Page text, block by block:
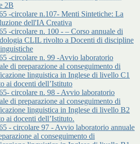
2B
-circolare n.107- Menti Sintetiche: La
dell'IA Creativa
-circolare n. 100 - – Corso annuale di
CLIL rivolto a Docenti di discipline
-circolare n. 99 -Avvio laboratorio
di preparazione al conseguimento di
linguistica in Inglese di livello C1
ai docenti dell’Istituto
circolare n. 98 - Avvio laboratorio
di preparazione al conseguimento di
linguistica in Inglese di livello B2
ai docenti dell’Istituto.
- circolare 97 - Avvio laboratorio annuale
al conseguimento di